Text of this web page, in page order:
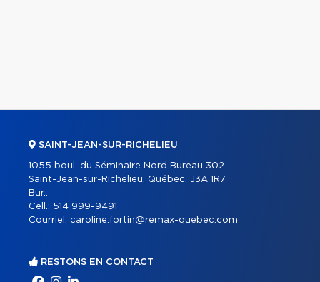
SAINT-JEAN-SUR-RICHELIEU
1055 boul. du Séminaire Nord Bureau 302
Saint-Jean-sur-Richelieu, Québec, J3A 1R7
Bur.:
Cell.: 514 999-9491
Courriel: caroline.fortin@remax-quebec.com
RESTONS EN CONTACT